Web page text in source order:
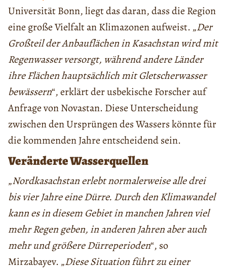
Universität Bonn, liegt das daran, dass die Region
eine große Vielfalt an Klimazonen aufweist. „Der
Großteil der Anbauflächen in Kasachstan wird mit
Regenwasser versorgt, während andere Länder
ihre Flächen hauptsächlich mit Gletscherwasser
bewässern“, erklärt der usbekische Forscher auf
Anfrage von Novastan. Diese Unterscheidung
zwischen den Ursprüngen des Wassers könnte für
die kommenden Jahre entscheidend sein.
Veränderte Wasserquellen
„Nordkasachstan erlebt normalerweise alle drei
bis vier Jahre eine Dürre. Durch den Klimawandel
kann es in diesem Gebiet in manchen Jahren viel
mehr Regen geben, in anderen Jahren aber auch
mehr und größere Dürreperioden“, so
Mirzabayev. „Diese Situation führt zu einer